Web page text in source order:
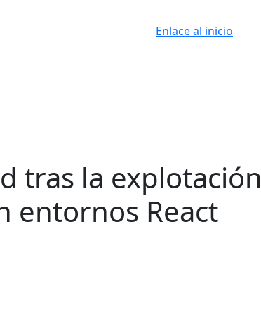
Enlace al inicio
tras la explotación
entornos React